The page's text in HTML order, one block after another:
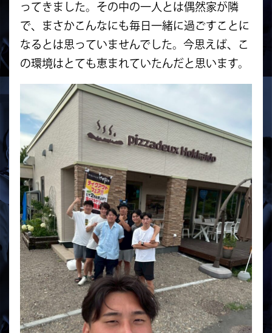
ってきました。その中の一人とは偶然家が隣
で、まさかこんなにも毎日一緒に過ごすことに
なるとは思っていませんでした。今思えば、こ
の環境はとても恵まれていたんだと思います。